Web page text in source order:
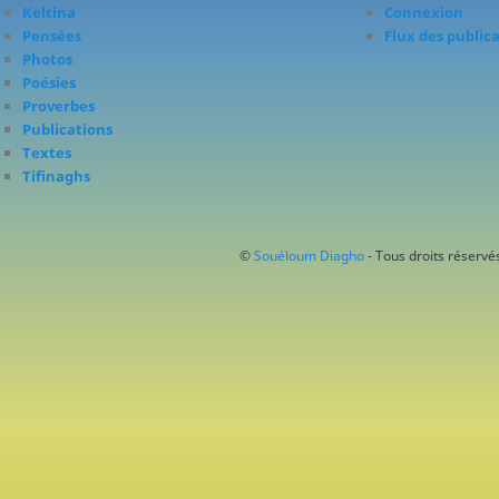
Keltina
Pensées
Photos
Poésies
Proverbes
Publications
Textes
Tifinaghs
Connexion
Flux des
© Souéloum Diagho- Tous droits